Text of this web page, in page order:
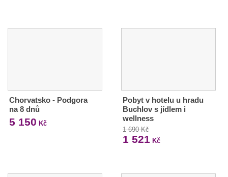
Chorvatsko - Podgora
na 8 dnů
5 150 Kč
Pobyt v hotelu u hradu
Buchlov s jídlem i
wellness
1 690 Kč
1 521 Kč